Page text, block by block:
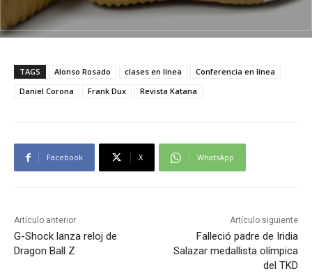
TAGS Alonso Rosado clases en línea
Conferencia en línea
Daniel Corona
Frank Dux Revista Katana
Facebook X WhatsApp
Artículo anterior
G-Shock lanza reloj de
Dragon Ball Z
Artículo siguiente
Falleció padre de Iridia
Salazar medallista olímpica
del TKD